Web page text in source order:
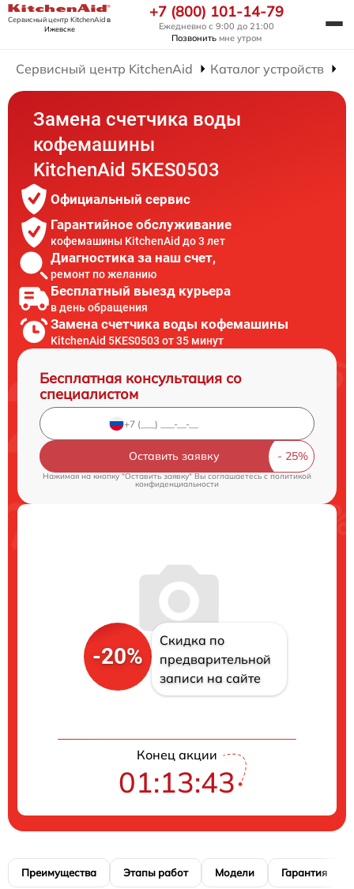
Сервисный центр KitchenAidв
Ижевске
+7 (800) 101-14-79
Ежедневно с 9:00 до 21:00
Позвонить мне утром
Сервисный центр KitchenAid Каталог устройств
Замена счетчика воды
кофемашины
KitchenAid 5KES0503
Официальный сервис
Гарантийное обслуживание
кофемашины KitchenAid до 3 лет
Диагностика за наш счет,
ремонт по желанию
Бесплатный выезд курьера
в день обращения
Замена счетчика воды кофемашины
KitchenAid 5KES0503 от 35 минут
Бесплатная консультация со
специалистом
Оставить заявку
Нажимая на кнопку "Оставить заявку" Вы соглашаетесь cполитикой
конфиденциальности
-20%
Скидка по
предварительной
записи на сайте
Конец акции
01:13:42
Преимущества Этапы работ Модели Гарантия